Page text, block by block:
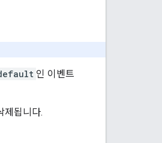
인 이벤트
제됩니다.